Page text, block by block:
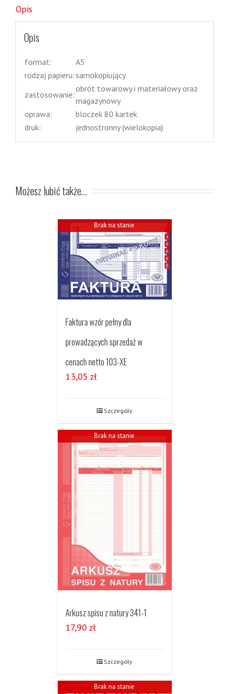
Opis
Opis
format:
A5
rodzaj papieru:samokopiujący
zastosowanie:
obrót towarowy i materiałowy oraz
magazynowy
oprawa:
bloczek 80 kartek
druk:
jednostronny (wielokopia)
Możesz lubić także…
Brak na stanie
Faktura wzór pełny dla
prowadzących sprzedaż w
cenach netto 103-XE
13,05 zł
Szczegóły
Brak na stanie
Arkusz spisu z natury 341-1
17,90 zł
Szczegóły
Brak na stanie